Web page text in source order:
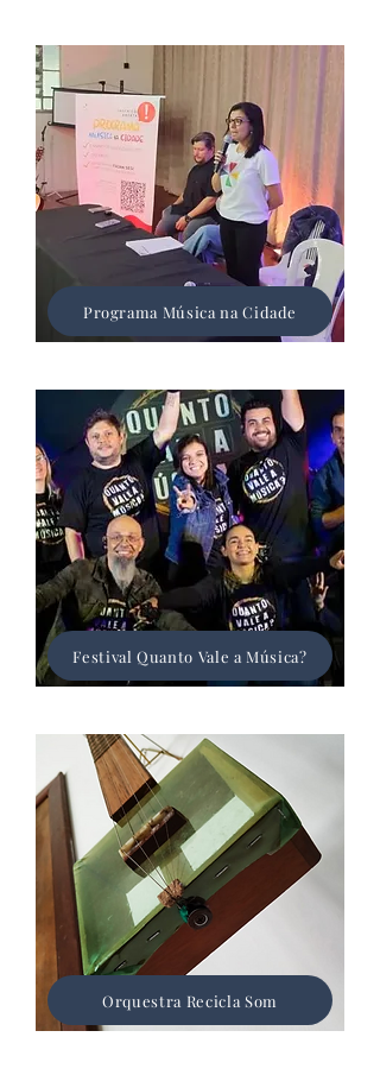
Programa Música na Cidade
Festival Quanto Vale a Música?
Orquestra Recicla Som